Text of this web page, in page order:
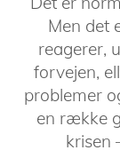
Men det
reagerer,
forvejen,
problemer
en række
krisen